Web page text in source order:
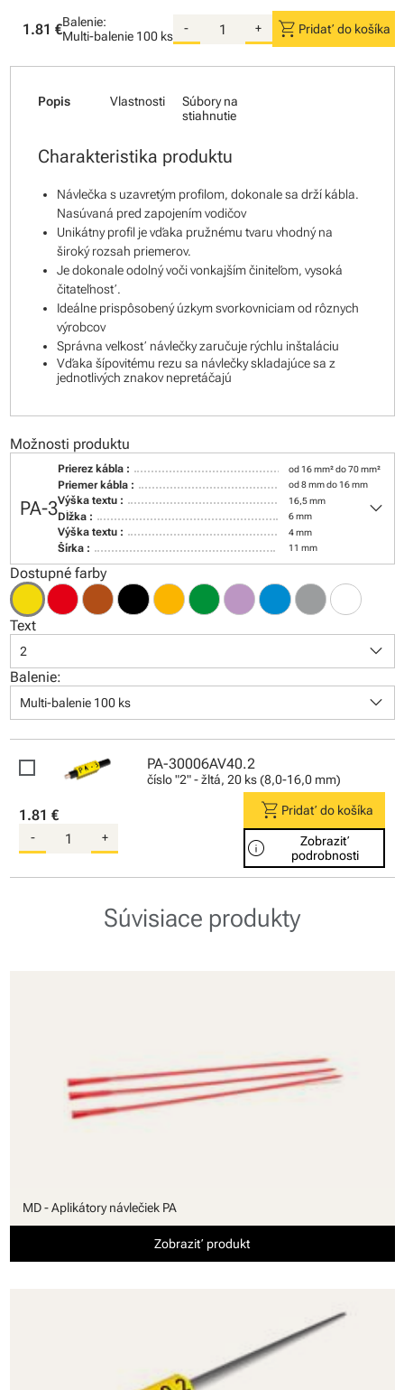
1.81 €Balenie:
Multi-balenie 100 ks
- + shopping_cart Pridať do košíka
Popis Vlastnosti
Súbory na
stiahnutie
Charakteristika produktu
Návlečka s uzavretým profilom, dokonale sa drží kábla.
Nasúvaná pred zapojením vodičov
Unikátny profil je vďaka pružnému tvaru vhodný na
široký rozsah priemerov.
Je dokonale odolný voči vonkajším činiteľom, vysoká
čitateľnosť.
Ideálne prispôsobený úzkym svorkovniciam od rôznych
výrobcov
Správna veľkosť návlečky zaručuje rýchlu inštaláciu
Vďaka šípovitému rezu sa návlečky skladajúce sa z
jednotlivých znakov nepretáčajú
Možnosti produktu
PA-3
Prierez kábla : od 16 mm² do 70 mm²
Priemer kábla : od 8 mm do 16 mm
Výška textu : 16,5 mm
Dĺžka : 6 mm
Výška textu : 4 mm
Šírka : 11 mm
keyboard_arrow_down
Dostupné farby
Text
2 keyboard_arrow_down
Balenie:
Multi-balenie 100 ks keyboard_arrow_down
PA-30006AV40.2
číslo "2" - žltá, 20 ks (8,0-16,0 mm)
1.81 €
- +
shopping_cart Pridať do košíka
info
Zobraziť
podrobnosti
Súvisiace produkty
MD - Aplikátory návlečiek PA
Zobraziť produkt